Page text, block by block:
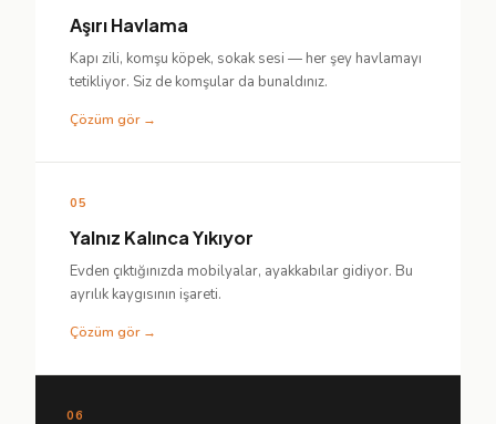
Aşırı Havlama
Kapı zili, komşu köpek, sokak sesi — her şey havlamayı
tetikliyor. Siz de komşular da bunaldınız.
Çözüm gör →
05
Yalnız Kalınca Yıkıyor
Evden çıktığınızda mobilyalar, ayakkabılar gidiyor. Bu
ayrılık kaygısının işareti.
Çözüm gör →
06